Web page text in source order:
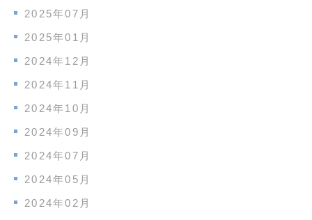
2025年07月
2025年01月
2024年12月
2024年11月
2024年10月
2024年09月
2024年07月
2024年05月
2024年02月